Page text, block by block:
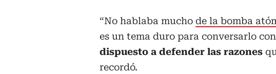
“No hablaba mucho de la bomba
es un tema duro para conversarlo
dispuesto a defender las razones
recordó.